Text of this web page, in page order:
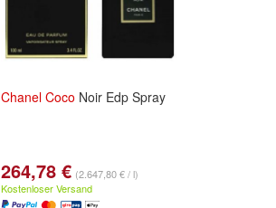
Chanel Coco Noir Edp Spray
264,78 € (2.647,80 € / l)
Kostenloser Versand